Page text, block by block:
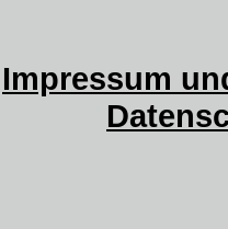
Impressum